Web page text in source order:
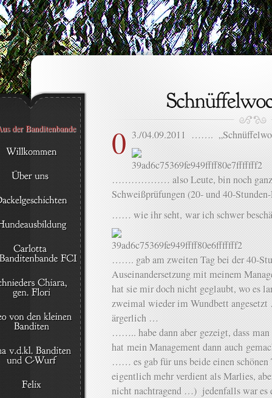
0 3./04.09.2011 …….
……………… also Leute, bin noch ganz
Schweißprüfungen (20- und 40-
…… wie ihr seht, war ich schwer
……. gab am zweiten Tag bei der 40-
Auseinandersetzung mit meinem
hat sie mir doch nicht geglaubt, wo es
zweimal wieder im Wundbett
ärgerlich …
…….. habe dann aber gezeigt, dass
hat mein Management dann auch
…… es gab für uns beide einen
eigentlich mehr verdient als Marlies,
nicht nachtragend …) jedenfalls war es